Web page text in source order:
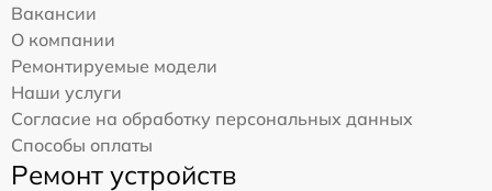
Вакансии
О компании
Ремонтируемые модели
Наши услуги
Согласие на обработку персональных данных
Способы оплаты
Ремонт устройств